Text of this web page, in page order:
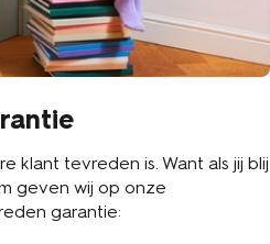
klant tevreden is. Want als jij blij
geven wij op onze
garantie: